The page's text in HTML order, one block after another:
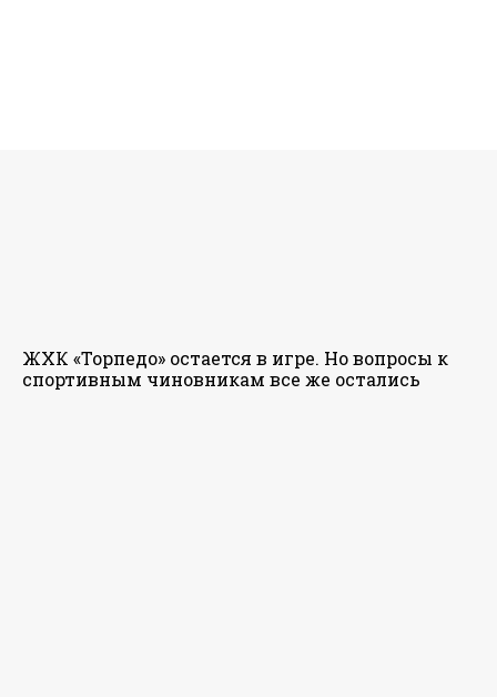
ЖХК «Торпедо» остается в игре. Но вопросы к
спортивным чиновникам все же остались